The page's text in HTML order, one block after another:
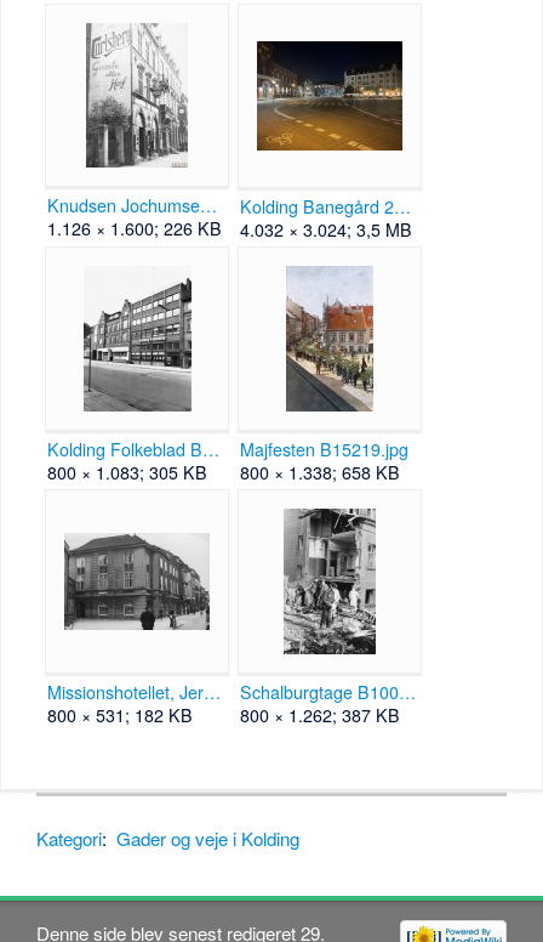
Knudsen Jochumsen B31543.jpg
1.126 × 1.600; 226 KB
Kolding Banegård 2021.JPG
4.032 × 3.024; 3,5 MB
Kolding Folkeblad B38806.jpg
800 × 1.083; 305 KB
Majfesten B15219.jpg
800 × 1.338; 658 KB
Missionshotellet, Jernbanegade 54 B2356.jpg
800 × 531; 182 KB
Schalburgtage B100.jpg
800 × 1.262; 387 KB
Kategori: Gader og veje i Kolding
Denne side blev senest redigeret 29.